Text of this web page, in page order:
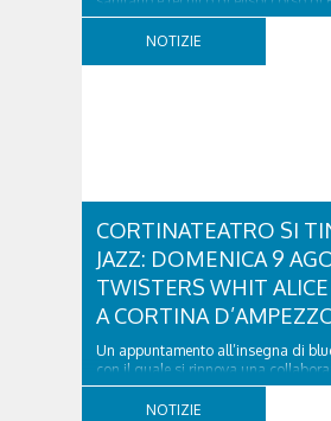
raggiunto il 74enne di Teolo...
NOTIZIE
CORTINATEATRO SI
JAZZ: DOMENICA 9
TWISTERS WHIT
A CORTINA
Un appuntamento all’insegna di
con il quale si rinnova una
collaudata, quella con il Dolomiti
Festival. Domenica 9 agosto alle
NOTIZIE